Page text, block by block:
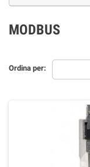
MODBUS
Ordina per: